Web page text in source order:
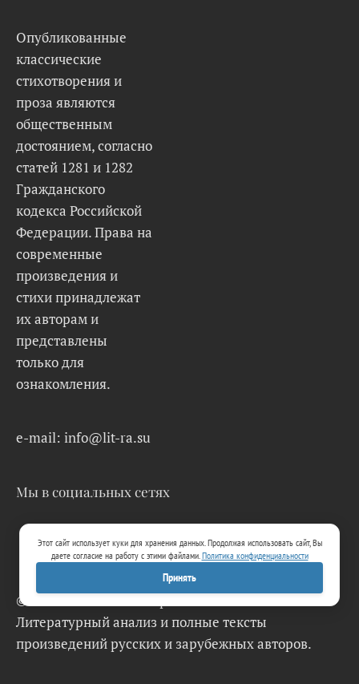
Опубликованные
классические
стихотворения и
проза являются
общественным
достоянием, согласно
статей 1281 и 1282
Гражданского
кодекса Российской
Федерации. Права на
современные
произведения и
стихи принадлежат
их авторам и
представлены
только для
ознакомления.
e-mail: info@lit-ra.su
Мы в социальных сетях
© 2026 Lit-Ra.su. Электронная библиотека.
Литературный анализ и полные тексты
произведений русских и зарубежных авторов.
Этот сайт использует куки для хранения данных. Продолжая использовать сайт, Вы
даете согласие на работу с этими файлами.Политика конфиденциальности
Принять